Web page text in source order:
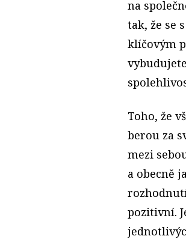
na
tak, že se
klíčovým
Toho, že
berou za
mezi
a obecně
pozitivní.